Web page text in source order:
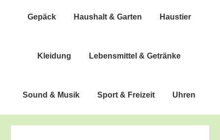
Gepäck Haus­halt & Garten Haus­tier
Klei­dung Lebens­mit­tel & Getränke
Sound & Musik Sport & Freizeit Uhren